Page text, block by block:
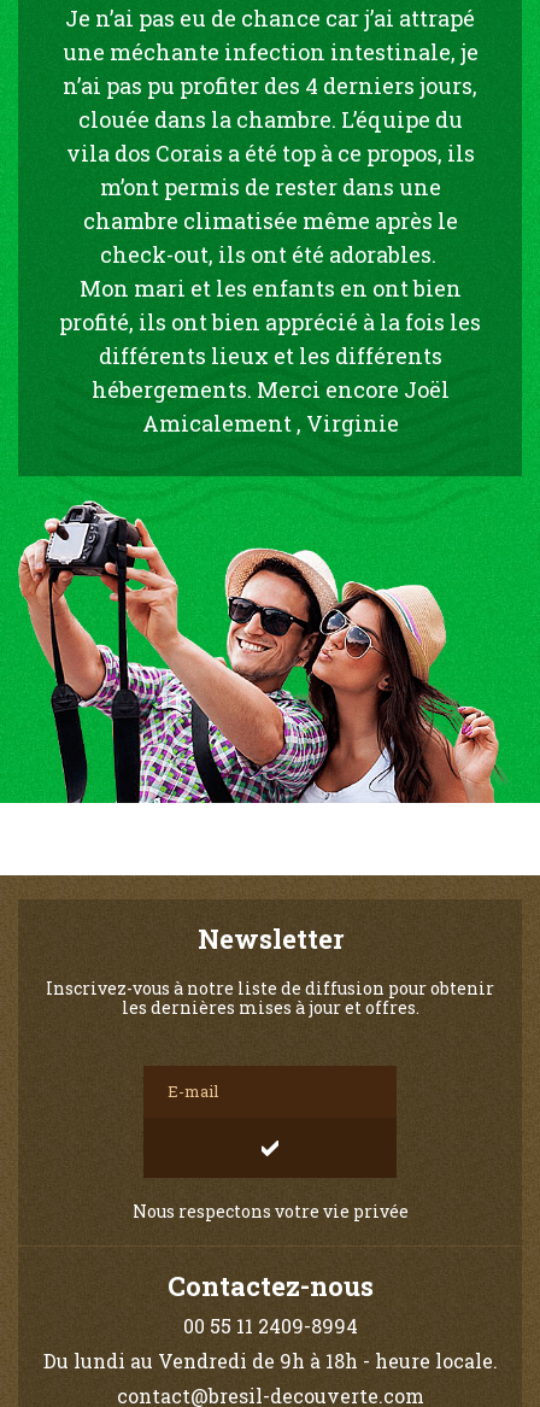
Je n’ai pas eu de chance car j’ai attrapé
une méchante infection intestinale, je
n’ai pas pu profiter des 4 derniers jours,
clouée dans la chambre. L’équipe du
vila dos Corais a été top à ce propos, ils
m’ont permis de rester dans une
chambre climatisée même après le
check-out, ils ont été adorables.
Mon mari et les enfants en ont bien
profité, ils ont bien apprécié à la fois les
différents lieux et les différents
hébergements. Merci encore Joël
Amicalement , Virginie
Newsletter
Inscrivez-vous à notre liste de diffusion pour obtenir
les dernières mises à jour et offres.
Nous respectons votre vie privée
Contactez-nous
00 55 11 2409-8994
Du lundi au Vendredi de 9h à 18h - heure locale.
contact@bresil-decouverte.com